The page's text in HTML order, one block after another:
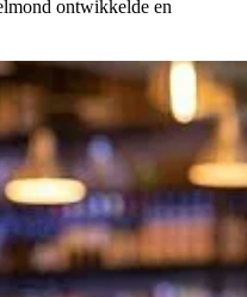
ontwikkelde en